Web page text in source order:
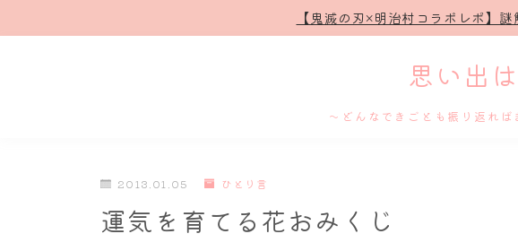
【鬼滅の刃×明治村コラボレポ】
思い出
～どんなできごとも振り返れ
2013.01.05 ひとり言
運気を育てる花おみくじ